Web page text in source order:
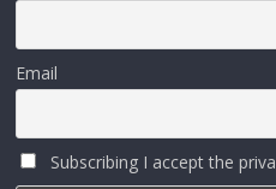
Email
Subscribing I accept the